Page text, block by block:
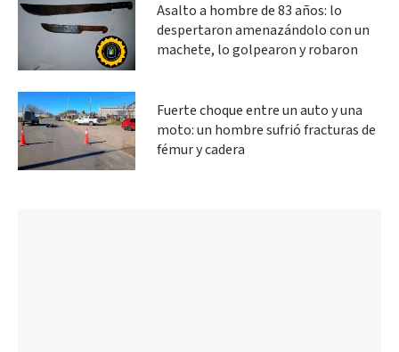
Asalto a hombre de 83 años: lo
despertaron amenazándolo con un
machete, lo golpearon y robaron
Fuerte choque entre un auto y una
moto: un hombre sufrió fracturas de
fémur y cadera